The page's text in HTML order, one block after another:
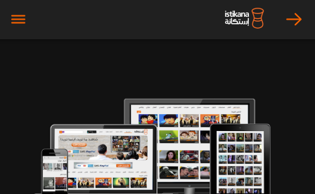
arrow_right
bars